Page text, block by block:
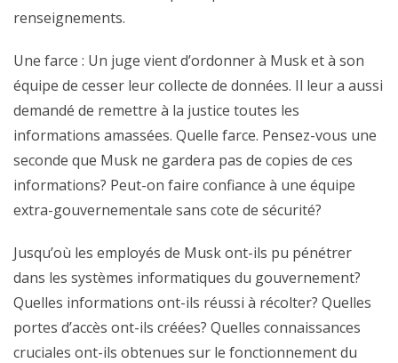
renseignements.
Une farce : Un juge vient d’ordonner à Musk et à son
équipe de cesser leur collecte de données. Il leur a aussi
demandé de remettre à la justice toutes les
informations amassées. Quelle farce. Pensez-vous une
seconde que Musk ne gardera pas de copies de ces
informations? Peut-on faire confiance à une équipe
extra-gouvernementale sans cote de sécurité?
Jusqu’où les employés de Musk ont-ils pu pénétrer
dans les systèmes informatiques du gouvernement?
Quelles informations ont-ils réussi à récolter? Quelles
portes d’accès ont-ils créées? Quelles connaissances
cruciales ont-ils obtenues sur le fonctionnement du